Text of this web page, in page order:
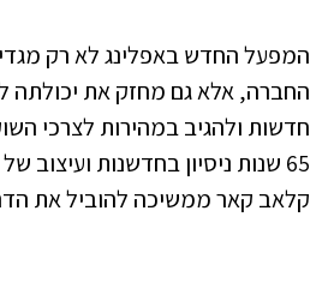
המפעל החדש באפלינג לא רק
החברה, אלא גם מחזק את יכולתה
חדשות ולהגיב במהירות לצרכי
65 שנות ניסיון בחדשנות ועיצוב
קלאב קאר ממשיכה להוביל את